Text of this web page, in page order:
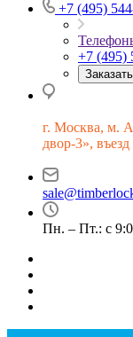
+7 (495)
+7 (495)
г. Москва, м.
двор-3»,
Пн. – Пт.: с